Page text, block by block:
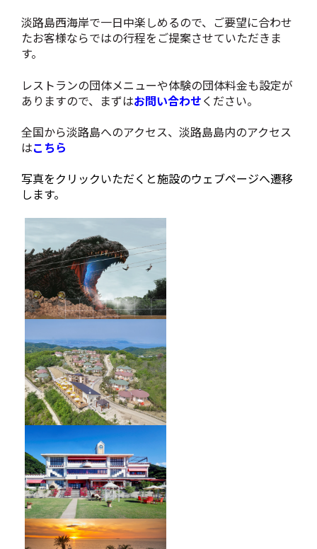
淡路島西海岸で一日中楽しめるので、ご要望に合わせ
たお客様ならではの行程をご提案させていただきま
す。
レストランの団体メニューや体験の団体料金も設定が
ありますので、まずはお問い合わせください。
全国から淡路島へのアクセス、淡路島島内のアクセス
はこちら
写真をクリックいただくと施設のウェブページへ遷移
します。
GRAND CHARIOT 北斗七星135°